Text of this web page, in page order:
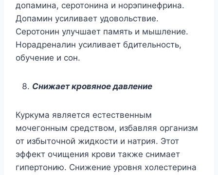
допамина, серотонина и норэпинефрина.
Допамин усиливает удовольствие.
Серотонин улучшает память и мышление.
Норадреналин усиливает бдительность,
обучение и сон.
Снижает кровяное давление
Куркума является естественным
мочегонным средством, избавляя организм
от избыточной жидкости и натрия. Этот
эффект очищения крови также снимает
гипертонию. Снижение уровня холестерина